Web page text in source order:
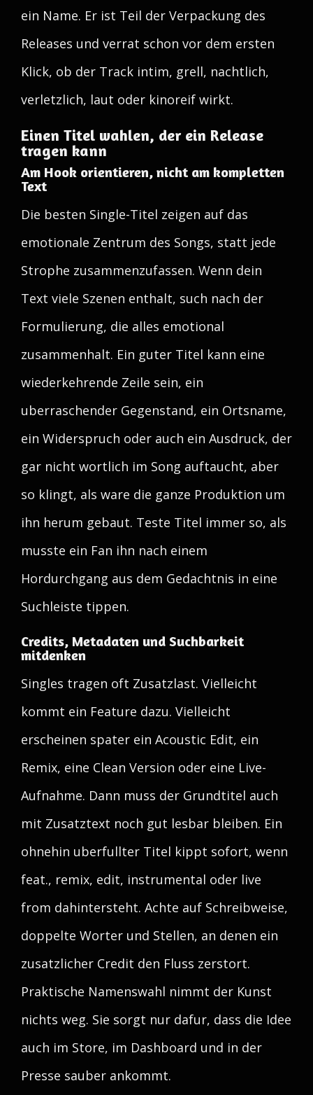
ein Name. Er ist Teil der Verpackung des
Releases und verrat schon vor dem ersten
Klick, ob der Track intim, grell, nachtlich,
verletzlich, laut oder kinoreif wirkt.
Einen Titel wahlen, der ein Release
tragen kann
Am Hook orientieren, nicht am kompletten
Text
Die besten Single-Titel zeigen auf das
emotionale Zentrum des Songs, statt jede
Strophe zusammenzufassen. Wenn dein
Text viele Szenen enthalt, such nach der
Formulierung, die alles emotional
zusammenhalt. Ein guter Titel kann eine
wiederkehrende Zeile sein, ein
uberraschender Gegenstand, ein Ortsname,
ein Widerspruch oder auch ein Ausdruck, der
gar nicht wortlich im Song auftaucht, aber
so klingt, als ware die ganze Produktion um
ihn herum gebaut. Teste Titel immer so, als
musste ein Fan ihn nach einem
Hordurchgang aus dem Gedachtnis in eine
Suchleiste tippen.
Credits, Metadaten und Suchbarkeit
mitdenken
Singles tragen oft Zusatzlast. Vielleicht
kommt ein Feature dazu. Vielleicht
erscheinen spater ein Acoustic Edit, ein
Remix, eine Clean Version oder eine Live-
Aufnahme. Dann muss der Grundtitel auch
mit Zusatztext noch gut lesbar bleiben. Ein
ohnehin uberfullter Titel kippt sofort, wenn
feat., remix, edit, instrumental oder live
from dahintersteht. Achte auf Schreibweise,
doppelte Worter und Stellen, an denen ein
zusatzlicher Credit den Fluss zerstort.
Praktische Namenswahl nimmt der Kunst
nichts weg. Sie sorgt nur dafur, dass die Idee
auch im Store, im Dashboard und in der
Presse sauber ankommt.